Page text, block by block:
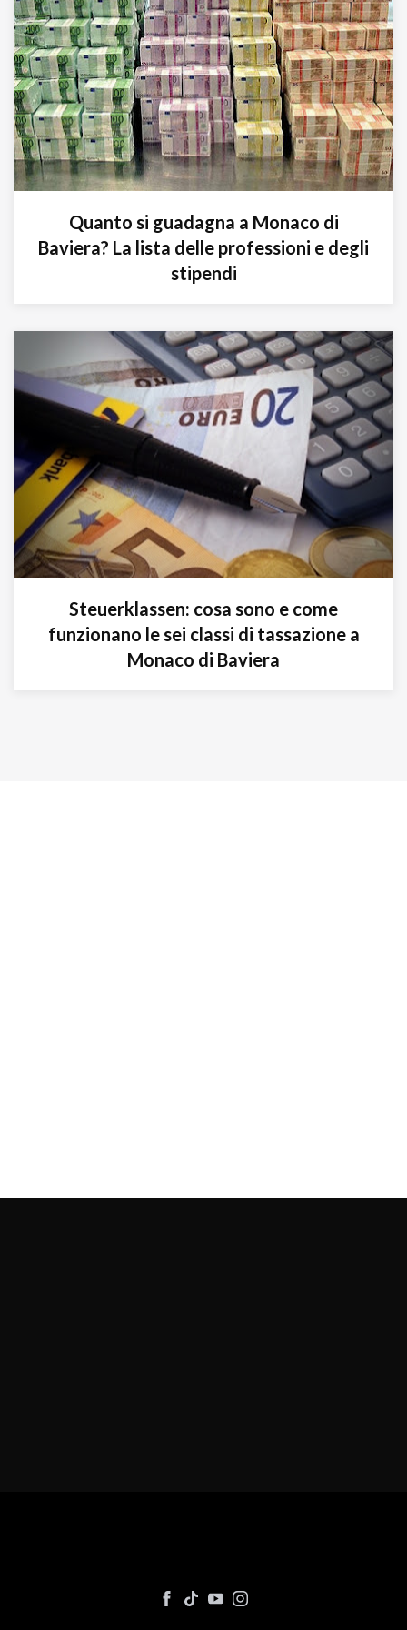
Quanto si guadagna a Monaco di
Baviera? La lista delle professioni e degli
stipendi
Steuerklassen: cosa sono e come
funzionano le sei classi di tassazione a
Monaco di Baviera